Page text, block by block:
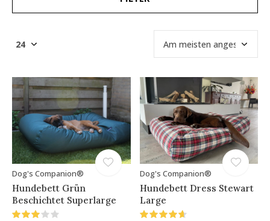
Dog's Companion®
Hundebett Grün
Beschichtet Superlarge
Dog's Companion®
Hundebett Dress Stewart
Large